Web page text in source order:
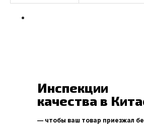
— чтобы ваш товар приезжал
Инспекции
качества в